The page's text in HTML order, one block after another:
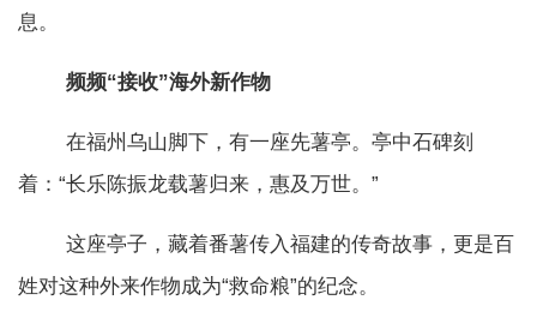
息。
频频“接收”海外新作物
在福州乌山脚下，有一座先薯亭。亭中石碑刻
着：“长乐陈振龙载薯归来，惠及万世。”
这座亭子，藏着番薯传入福建的传奇故事，更是百
姓对这种外来作物成为“救命粮”的纪念。